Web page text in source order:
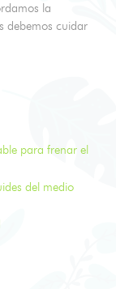
la
debemos cuidar
para frenar el
del medio